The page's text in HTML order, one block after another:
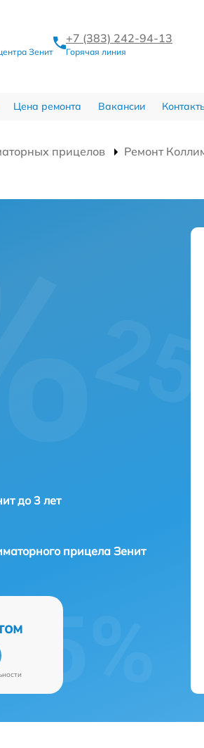
Зенит
+7 (383) 242-94-13
Горячая линия
Цена ремонта Вакансии
прицелов
Ремонт
до 3 лет
прицелаЗенит